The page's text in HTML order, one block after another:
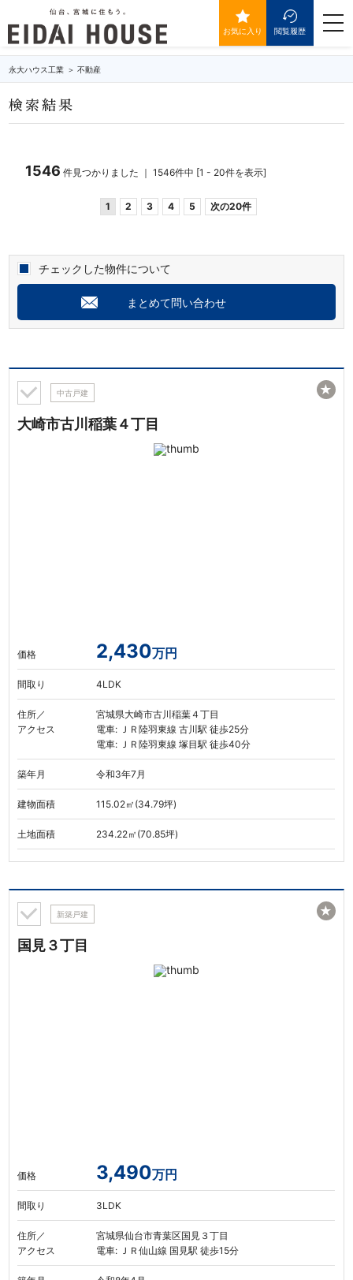
お気に入り 閲覧履歴
永大ハウス工業 不動産
検索結果
1546 件見つかりました ｜ 1546件中 [1 - 20件を表示]
1 2 3 4 5 次の20件
チェックした物件について
まとめて問い合わせ
中古戸建
大崎市古川稲葉４丁目
価格 2,430万円
間取り 4LDK
住所／
アクセス
宮城県大崎市古川稲葉４丁目
電車: ＪＲ陸羽東線 古川駅 徒歩25分
電車: ＪＲ陸羽東線 塚目駅 徒歩40分
築年月 令和3年7月
建物面積 115.02㎡(34.79坪)
土地面積 234.22㎡(70.85坪)
★
新築戸建
国見３丁目
価格 3,490万円
間取り 3LDK
住所／
アクセス
宮城県仙台市青葉区国見３丁目
電車: ＪＲ仙山線 国見駅 徒歩15分
★